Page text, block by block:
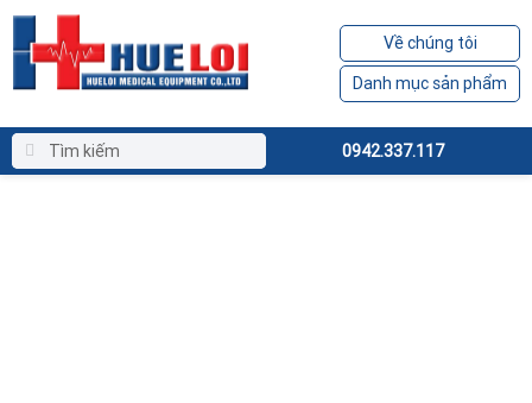
Về chúng tôi
Danh mục sản phẩm
0942.337.117